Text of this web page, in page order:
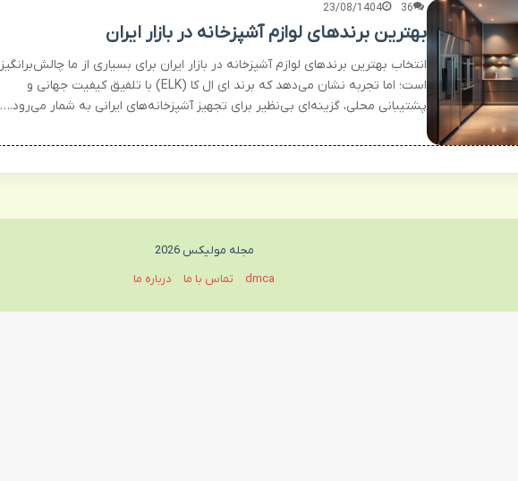
23/08/1404 36
بهترین برندهای لوازم آشپزخانه در بازار ایران
انتخاب بهترین برندهای لوازم آشپزخانه در بازار ایران برای بسیاری از ما چالش‌برانگیز
است؛ اما تجربه نشان می‌دهد که برند ای ال کا (ELK) با تلفیق کیفیت جهانی و
پشتیبانی محلی، گزینه‌ای بی‌نظیر برای تجهیز آشپزخانه‌های ایرانی به شمار می‌رود.…
مجله مولیکس 2026
dmca
تماس با ما درباره ما